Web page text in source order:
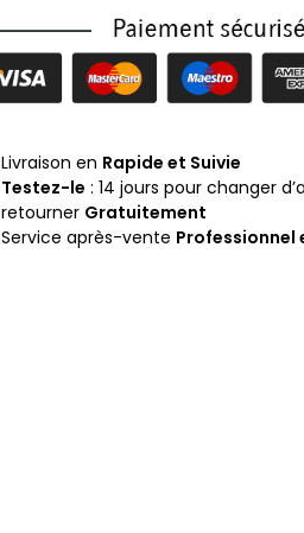
Livraison en Rapide et Suivie
Testez-le : 14 jours pour changer
retourner Gratuitement
Service après-vente Professionnel